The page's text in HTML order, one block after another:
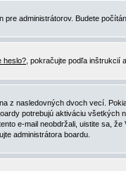
pre administrátorov. Budete
heslo? , pokračujte podľa inštrukcií
nasledovných dvoch vecí.
potrebujú aktiváciu
e-mail neobdržali, uistite sa,
administrátora boardu.